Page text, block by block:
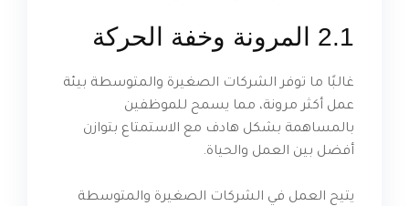
2.1 المرونة وخفة الحركة
غالبًا ما توفر الشركات الصغيرة والمتوسطة بيئة
عمل أكثر مرونة، مما يسمح للموظفين
بالمساهمة بشكل هادف مع الاستمتاع بتوازن
أفضل بين العمل والحياة.
يتيح العمل في الشركات الصغيرة والمتوسطة